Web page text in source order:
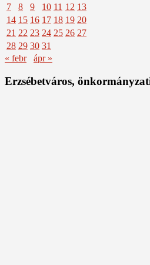
7
8 9 10 11 12 13
14 15 16 17 18 19 20
21 22 23 24 25 26 27
28 29 30 31
« febr
ápr »
Erzsébetváros,